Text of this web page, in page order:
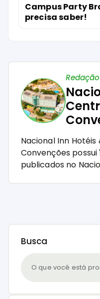
Campus Party
precisa saber!
Nacional Inn
Convenções possui
publicados no
Busca